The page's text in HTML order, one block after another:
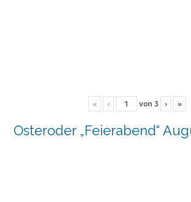
« ‹ von 3 › »
Osteroder „Feierabend“